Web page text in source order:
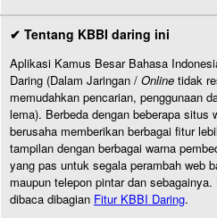
✔ Tentang KBBI daring ini
Aplikasi Kamus Besar Bahasa
Daring (Dalam Jaringan / Online tidak
memudahkan pencarian, penggunaan
lema). Berbeda dengan beberapa situs
berusaha memberikan berbagai fitur
tampilan dengan berbagai warna
yang pas untuk segala perambah web
maupun telepon pintar dan
dibaca dibagian Fitur KBBI Daring.